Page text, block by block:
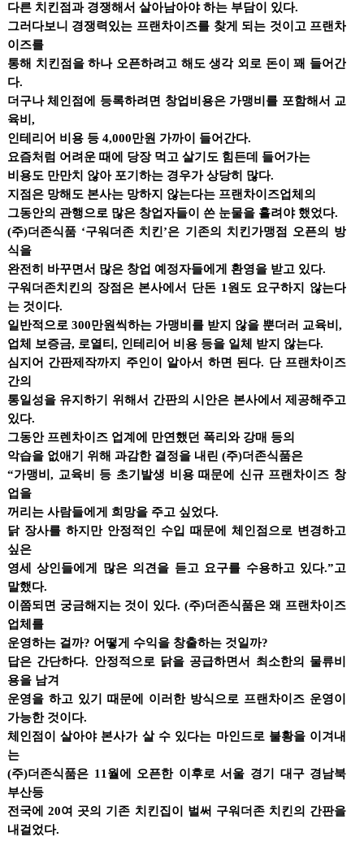
다른 치킨점과 경쟁해서 살아남아야 하는 부담이 있다.
그러다보니 경쟁력있는 프랜차이즈를 찾게 되는 것이고 프랜차
이즈를
통해 치킨점을 하나 오픈하려고 해도 생각 외로 돈이 꽤 들어간
다.
더구나 체인점에 등록하려면 창업비용은 가맹비를 포함해서 교
육비,
인테리어 비용 등 4,000만원 가까이 들어간다.
요즘처럼 어려운 때에 당장 먹고 살기도 힘든데 들어가는
비용도 만만치 않아 포기하는 경우가 상당히 많다.
지점은 망해도 본사는 망하지 않는다는 프랜차이즈업체의
그동안의 관행으로 많은 창업자들이 쓴 눈물을 흘려야 했었다.
(주)더존식품 ‘구워더존 치킨’은 기존의 치킨가맹점 오픈의 방
식을
완전히 바꾸면서 많은 창업 예정자들에게 환영을 받고 있다.
구워더존치킨의 장점은 본사에서 단돈 1원도 요구하지 않는다
는 것이다.
일반적으로 300만원씩하는 가맹비를 받지 않을 뿐더러 교육비,
업체 보증금, 로열티, 인테리어 비용 등을 일체 받지 않는다.
심지어 간판제작까지 주인이 알아서 하면 된다. 단 프랜차이즈
간의
통일성을 유지하기 위해서 간판의 시안은 본사에서 제공해주고
있다.
그동안 프렌차이즈 업계에 만연했던 폭리와 강매 등의
악습을 없애기 위해 과감한 결정을 내린 (주)더존식품은
“가맹비, 교육비 등 초기발생 비용 때문에 신규 프랜차이즈 창
업을
꺼리는 사람들에게 희망을 주고 싶었다.
닭 장사를 하지만 안정적인 수입 때문에 체인점으로 변경하고
싶은
영세 상인들에게 많은 의견을 듣고 요구를 수용하고 있다.”고
말했다.
이쯤되면 궁금해지는 것이 있다. (주)더존식품은 왜 프랜차이즈
업체를
운영하는 걸까? 어떻게 수익을 창출하는 것일까?
답은 간단하다. 안정적으로 닭을 공급하면서 최소한의 물류비
용을 남겨
운영을 하고 있기 때문에 이러한 방식으로 프랜차이즈 운영이
가능한 것이다.
체인점이 살아야 본사가 살 수 있다는 마인드로 불황을 이겨내
는
(주)더존식품은 11월에 오픈한 이후로 서울 경기 대구 경남북
부산등
전국에 20여 곳의 기존 치킨집이 벌써 구워더존 치킨의 간판을
내걸었다.